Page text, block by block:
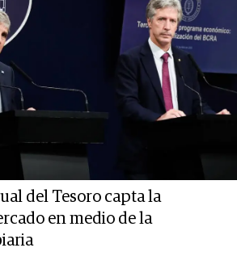
del Tesoro capta la
en medio de la